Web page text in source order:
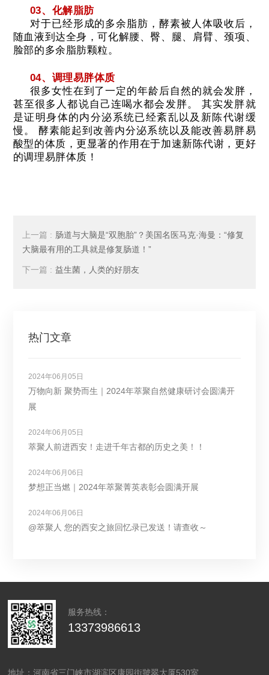
03、化解脂肪
对于已经形成的多余脂肪，酵素被人体吸收后，
随血液到达全身，可化解腰、臀、腿、肩臂、颈项、
脸部的多余脂肪颗粒。
04、调理易胖体质
很多女性在到了一定的年龄后自然的就会发胖，
甚至很多人都说自己连喝水都会发胖。
其实发胖就
是证明身体的内分泌系统已经紊乱以及新陈代谢缓
慢。
酵素能起到改善内分泌系统以及能改善易胖易
酸型的体质，更显著的作用在于加速新陈代谢，更好
的调理易胖体质！
上一篇 : 肠道与大脑是“双胞胎”？美国名医马克·海曼：“修复
大脑最有用的工具就是修复肠道！”
下一篇 : 益生菌，人类的好朋友
热门文章
2024年06月05日
万物向新 聚势而生｜2024年萃聚自然健康研讨会圆满开
展
2024年06月05日
萃聚人前进西安！走进千年古都的历史之美！！
2024年06月06日
梦想正当燃｜2024年萃聚菁英表彰会圆满开展
2024年06月06日
@萃聚人 您的西安之旅回忆录已发送！请查收～
服务热线：
13373986613
地址：河南省三门峡市湖滨区康园街虢翠大厦530室